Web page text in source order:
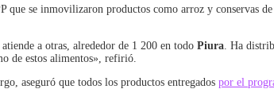
que se inmovilizaron productos como arroz y conservas
a otras, alrededor de 1 200 en todo Piura . Ha
de estos alimentos», refirió.
aseguró que todos los productos entregados por el